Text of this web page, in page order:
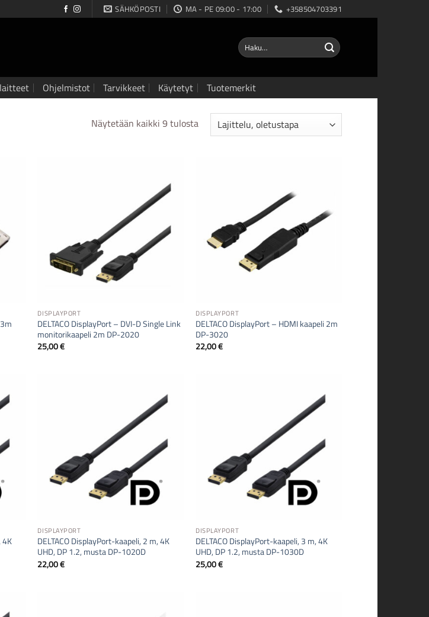
SÄHKÖPOSTI MA - PE 09:00 - 17:00 +358504703391
Etsi:
Ohjelmistot Tarvikkeet Käytetyt Tuotemerkit
Näytetään kaikki 9 tulosta
DISPLAYPORT
DELTACO DisplayPort – DVI-D Single Link
monitorikaapeli 2m DP-2020
25,00€
DISPLAYPORT
DELTACO DisplayPort – HDMI kaapeli 2m
DP-3020
22,00€
4K
DISPLAYPORT
DELTACO DisplayPort-kaapeli, 2 m, 4K
UHD, DP 1.2, musta DP-1020D
22,00€
DISPLAYPORT
DELTACO DisplayPort-kaapeli, 3 m, 4K
UHD, DP 1.2, musta DP-1030D
25,00€